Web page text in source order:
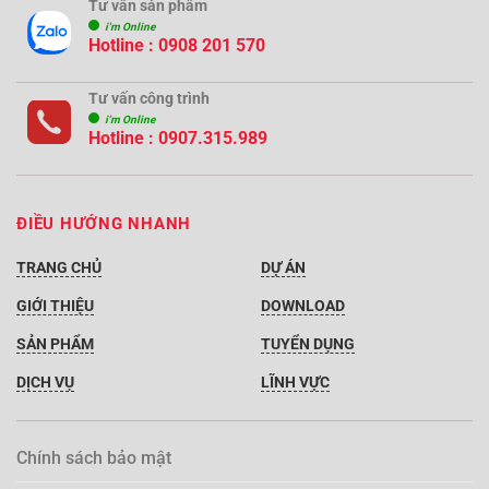
Tư vấn sản phẩm
i'm Online
Hotline : 0908 201 570
Tư vấn công trình
i'm Online
Hotline : 0907.315.989
ĐIỀU HƯỚNG NHANH
TRANG CHỦ
GIỚI THIỆU
SẢN PHẨM
DỊCH VỤ
DỰ ÁN
DOWNLOAD
TUYỂN DỤNG
LĨNH VỰC
Chính sách bảo mật